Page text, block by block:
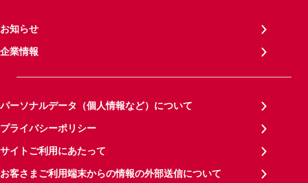
お知らせ
企業情報
パーソナルデータ（個人情報など）について
プライバシーポリシー
サイトご利用にあたって
お客さまご利用端末からの情報の外部送信について